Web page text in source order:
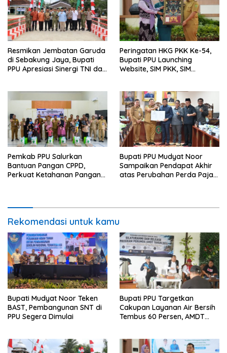
Resmikan Jembatan Garuda
di Sebakung Jaya, Bupati
PPU Apresiasi Sinergi TNI dan
Peringatan HKG PKK Ke-54,
Bupati PPU Launching
Website, SIM PKK, SIM
Pemkab PPU Salurkan
Bantuan Pangan CPPD,
Perkuat Ketahanan Pangan
Bupati PPU Mudyat Noor
Sampaikan Pendapat Akhir
atas Perubahan Perda Pajak
Rekomendasi untuk kamu
Bupati Mudyat Noor Teken
BAST, Pembangunan SNT di
PPU Segera Dimulai
Bupati PPU Targetkan
Cakupan Layanan Air Bersih
Tembus 60 Persen, AMDT